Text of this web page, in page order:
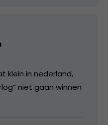
klein in nederland,
niet gaan winnen